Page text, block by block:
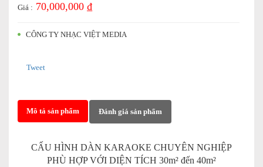
Giá : 70,000,000 ₫
CÔNG TY NHẠC VIỆT MEDIA
Tweet
Mô tả sản phẩm Đánh giá sản phẩm
CẤU HÌNH DÀN KARAOKE CHUYÊN NGHIỆP
PHÙ HỢP VỚI DIỆN TÍCH 30m² đến 40m²